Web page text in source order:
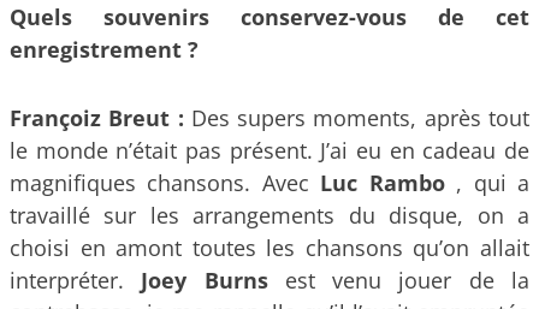
Quels souvenirs conservez-vous de cet
enregistrement ?
Françoiz Breut : Des supers moments, après tout
le monde n’était pas présent. J’ai eu en cadeau de
magnifiques chansons. Avec Luc Rambo, qui a
travaillé sur les arrangements du disque, on a
choisi en amont toutes les chansons qu’on allait
interpréter. Joey Burnsest venu jouer de la